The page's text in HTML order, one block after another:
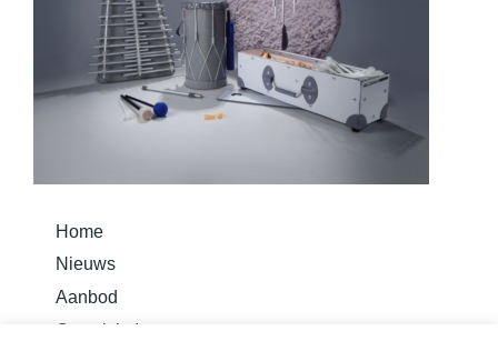
Home
Nieuws
Aanbod
Overzicht Instrumenten